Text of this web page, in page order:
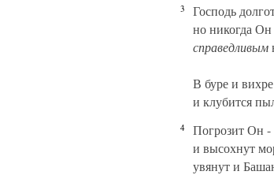
3 Господь
но никогда Он
справедливым
В буре и
и клубится
4
Погрозит Он -
и высохнут
увянут и